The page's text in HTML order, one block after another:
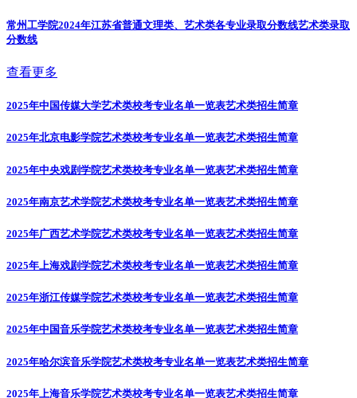
常州工学院2024年江苏省普通文理类、艺术类各专业录取分数线艺术类录取
分数线
查看更多
2025年中国传媒大学艺术类校考专业名单一览表艺术类招生简章
2025年北京电影学院艺术类校考专业名单一览表艺术类招生简章
2025年中央戏剧学院艺术类校考专业名单一览表艺术类招生简章
2025年南京艺术学院艺术类校考专业名单一览表艺术类招生简章
2025年广西艺术学院艺术类校考专业名单一览表艺术类招生简章
2025年上海戏剧学院艺术类校考专业名单一览表艺术类招生简章
2025年浙江传媒学院艺术类校考专业名单一览表艺术类招生简章
2025年中国音乐学院艺术类校考专业名单一览表艺术类招生简章
2025年哈尔滨音乐学院艺术类校考专业名单一览表艺术类招生简章
2025年上海音乐学院艺术类校考专业名单一览表艺术类招生简章